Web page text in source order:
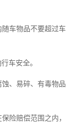
车物品不要超过车
车安全。
、易碎、有毒物品
险赔偿范围之内，